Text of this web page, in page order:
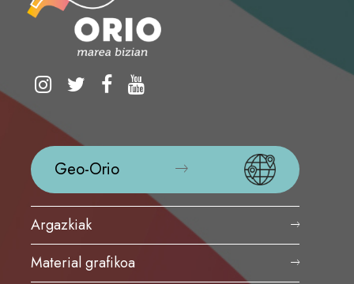
Geo-Orio
Argazkiak
Material grafikoa